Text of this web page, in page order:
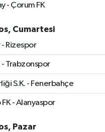
- Çorum FK
Cumartesi
Rizespor
- Trabzonspor
S.K. - Fenerbahçe
- Alanyaspor
Pazar